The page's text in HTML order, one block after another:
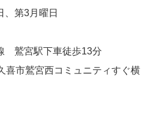
、第3月曜日
鷲宮駅下車徒歩13分
喜市鷲宮西コミュニティすぐ横